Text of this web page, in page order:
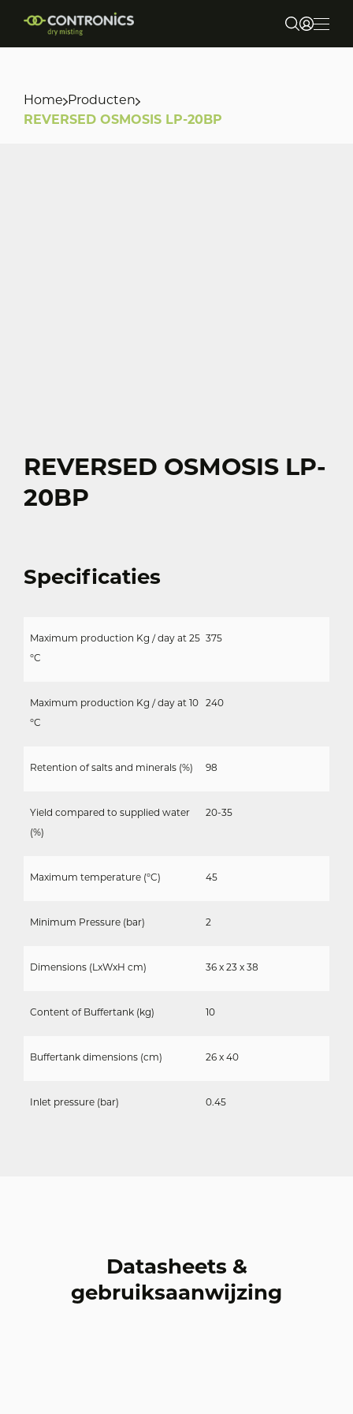
Over ons
Home
Producten
REVERSED OSMOSIS LP-20BP
REVERSED OSMOSIS LP-
20BP
Specificaties
Maximum production Kg / day at 25
°C
375
Maximum production Kg / day at 10
°C
240
Retention of salts and minerals (%) 98
Yield compared to supplied water
(%)
20-35
Maximum temperature (°C) 45
Minimum Pressure (bar) 2
Dimensions (LxWxH cm) 36 x 23 x 38
Content of Buffertank (kg) 10
Buffertank dimensions (cm) 26 x 40
Inlet pressure (bar) 0.45
Datasheets &
gebruiksaanwijzing